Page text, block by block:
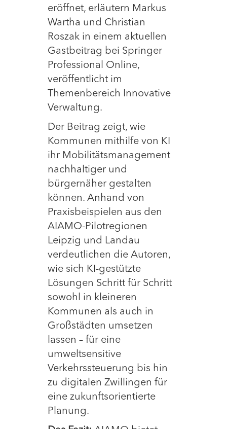
eröffnet, erläutern Markus
Wartha und Christian
Roszak in einem aktuellen
Gastbeitrag bei Springer
Professional Online,
veröffentlicht im
Themenbereich Innovative
Verwaltung.
Der Beitrag zeigt, wie
Kommunen mithilfe von KI
ihr Mobilitätsmanagement
nachhaltiger und
bürgernäher gestalten
können. Anhand von
Praxisbeispielen aus den
AIAMO-Pilotregionen
Leipzig und Landau
verdeutlichen die Autoren,
wie sich KI-gestützte
Lösungen Schritt für Schritt
sowohl in kleineren
Kommunen als auch in
Großstädten umsetzen
lassen – für eine
umweltsensitive
Verkehrssteuerung bis hin
zu digitalen Zwillingen für
eine zukunftsorientierte
Planung.